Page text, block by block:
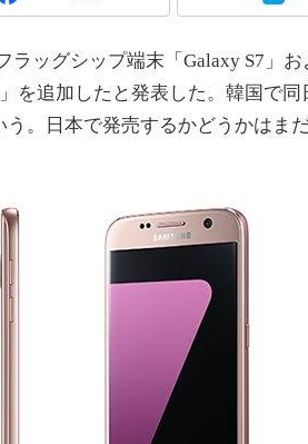
ラッグシップ端末「Galaxy S7」お
を追加したと発表した。韓国で同
。日本で発売するかどうかはま